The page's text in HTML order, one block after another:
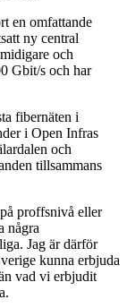
en omfattande
ny central
och
Gbit/s och har
fibernäten i
i Open Infras
och
tillsammans
proffsnivå eller
några
Jag är därför
kunna erbjuda
vad vi erbjudit